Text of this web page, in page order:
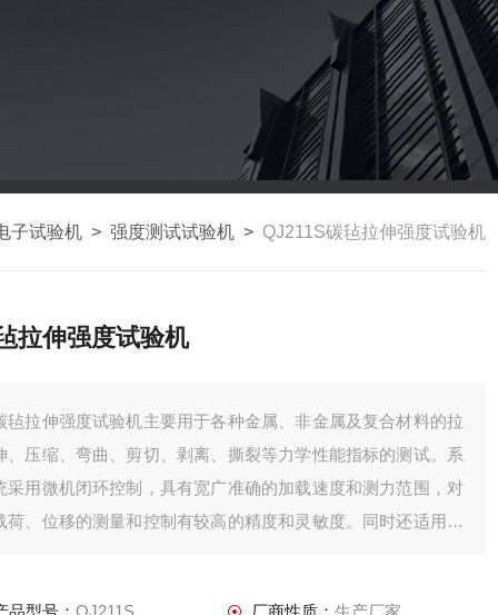
子试验机 > 强度测试试验机 > QJ211S碳毡拉伸强度试验机
拉伸强度试验机
毡拉伸强度试验机主要用于各种金属、非金属及复合材料的拉
、压缩、弯曲、剪切、剥离、撕裂等力学性能指标的测试。系
采用微机闭环控制，具有宽广准确的加载速度和测力范围，对
荷、位移的测量和控制有较高的精度和灵敏度。同时还适用于
品型号： QJ211S 厂商性质： 生产厂家